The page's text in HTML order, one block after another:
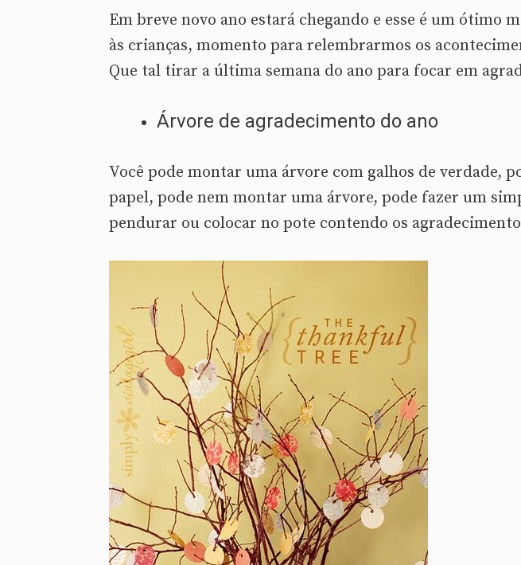
Em breve novo ano estará chegando e esse é um ótimo
às crianças, momento para relembrarmos os
Que tal tirar a última semana do ano para focar em
Árvore de agradecimento do ano
Você pode montar uma árvore com galhos de verdade,
papel, pode nem montar uma árvore, pode fazer um
pendurar ou colocar no pote contendo os